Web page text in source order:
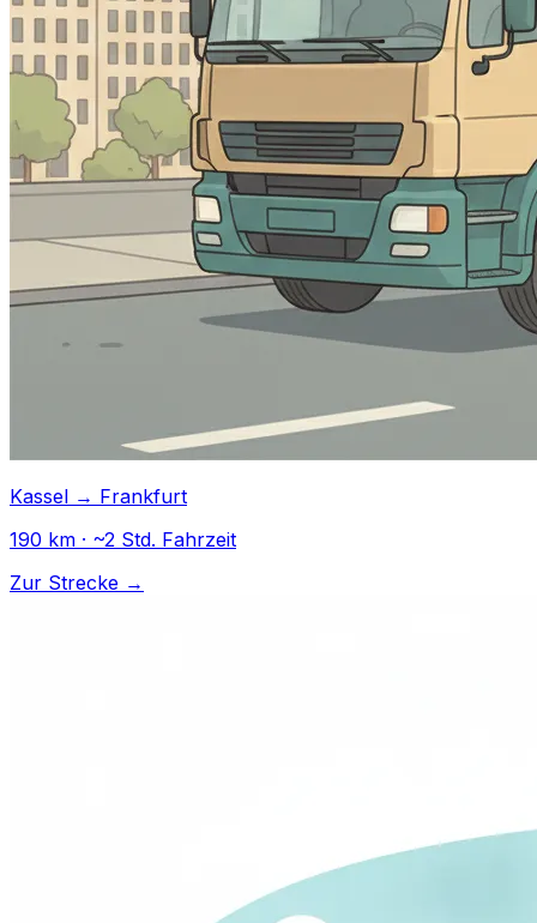
Kassel → Frankfurt
190 km · ~2 Std. Fahrzeit
Zur Strecke →